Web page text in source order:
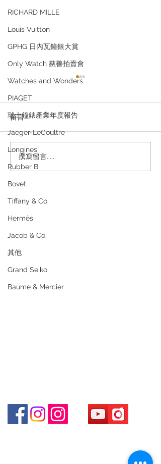
RICHARD MILLE
Louis Vuitton
GPHG 日內瓦鐘錶大賞
Only Watch 慈善拍賣會
Watches and Wonders
PIAGET
瑞士鐘錶產業年度報告
Jaeger-LeCoultre
Longines
Rubber B
Bovet
Tiffany & Co.
Hermès
Jacob & Co.
其他
Grand Seiko
Baume & Mercier
Rolex、PP、AP都用同一
時間拍照？你被名錶品牌
留言
撰寫留言......
退款規例
Tel:
WhatsApp:
+852 9188 8912
Facebook: Club Watch